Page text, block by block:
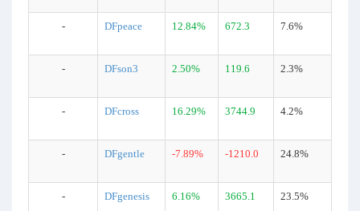
- DFpeace 12.84% 672.3 7.6%
- DFson3 2.50% 119.6 2.3%
- DFcross 16.29% 3744.9 4.2%
- DFgentle -7.89% -1210.0 24.8%
- DFgenesis 6.16% 3665.1 23.5%